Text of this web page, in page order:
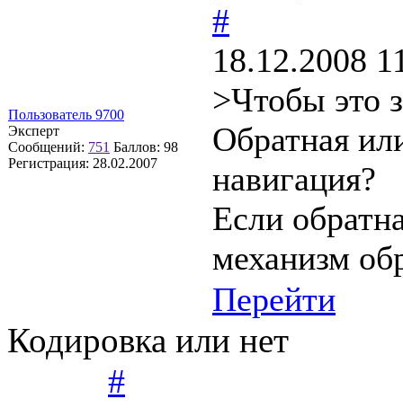
Пользователь 9700
Эксперт
Сообщений: 751 Баллов: 98
Регистрация: 28.02.2007
#
18.12.2008
>Чтобы это
Обратная
навигация?
Если
механизм
Перейти
Кодировка или нет
#